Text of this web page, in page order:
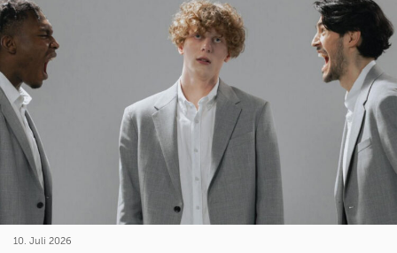
10. Juli 2026